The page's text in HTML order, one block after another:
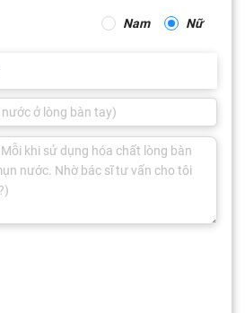
Nam Nữ